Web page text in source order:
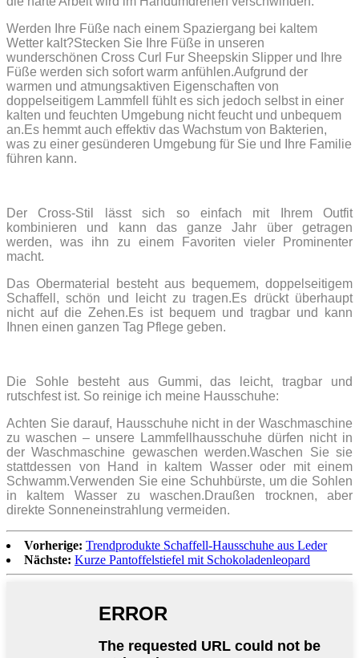
Werden Ihre Füße nach einem Spaziergang bei kaltem
Wetter kalt?Stecken Sie Ihre Füße in unseren
wunderschönen Cross Curl Fur Sheepskin Slipper und Ihre
Füße werden sich sofort warm anfühlen.Aufgrund der
warmen und atmungsaktiven Eigenschaften von
doppelseitigem Lammfell fühlt es sich jedoch selbst in einer
kalten und feuchten Umgebung nicht feucht und unbequem
an.Es hemmt auch effektiv das Wachstum von Bakterien,
was zu einer gesünderen Umgebung für Sie und Ihre Familie
führen kann.
Der Cross-Stil lässt sich so einfach mit Ihrem Outfit
kombinieren und kann das ganze Jahr über getragen
werden, was ihn zu einem Favoriten vieler Prominenter
macht.
Das Obermaterial besteht aus bequemem, doppelseitigem
Schaffell, schön und leicht zu tragen.Es drückt überhaupt
nicht auf die Zehen.Es ist bequem und tragbar und kann
Ihnen einen ganzen Tag Pflege geben.
Die Sohle besteht aus Gummi, das leicht, tragbar und
rutschfest ist. So reinige ich meine Hausschuhe:
Achten Sie darauf, Hausschuhe nicht in der Waschmaschine
zu waschen – unsere Lammfellhausschuhe dürfen nicht in
der Waschmaschine gewaschen werden.Waschen Sie sie
stattdessen von Hand in kaltem Wasser oder mit einem
Schwamm.Verwenden Sie eine Schuhbürste, um die Sohlen
in kaltem Wasser zu waschen.Draußen trocknen, aber
direkte Sonneneinstrahlung vermeiden.
Vorherige: Trendprodukte Schaffell-Hausschuhe aus Leder
Nächste: Kurze Pantoffelstiefel mit Schokoladenleopard